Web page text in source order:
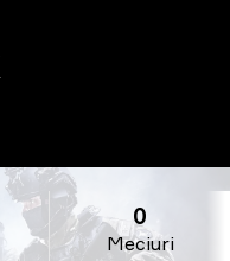
Meciuri
0